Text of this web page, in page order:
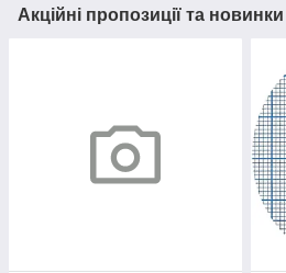
Акційні пропозиції та новинки